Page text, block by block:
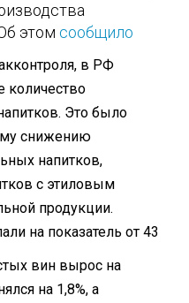
этом сообщило
в РФ
количество
Это было
снижению
напитков,
с этиловым
продукции.
на показатель от 43
вин вырос на
на 1,8%, а